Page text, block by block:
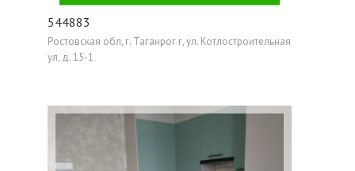
544883
Ростовская обл, г. Таганрог г, ул. Котлостроительная
ул, д. 15-1